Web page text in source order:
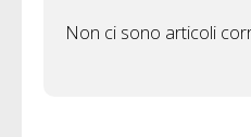
Non ci sono articoli